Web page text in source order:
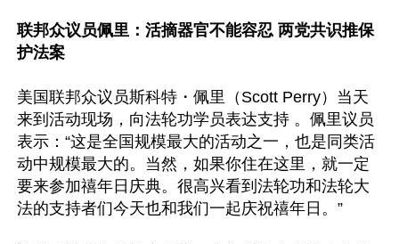
联邦众议员佩里：活摘器官不能容忍 两党共识推保
护法案
美国联邦众议员斯科特・佩里（Scott Perry）当天
来到活动现场，向法轮功学员表达支持 。佩里议员
表示：“这是全国规模最大的活动之一，也是同类活
动中规模最大的。当然，如果你住在这里，就一定
要来参加禧年日庆典。很高兴看到法轮功和法轮大
法的支持者们今天也和我们一起庆祝禧年日。”